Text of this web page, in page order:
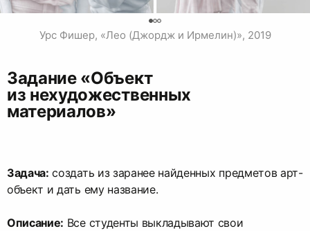
Урс Фишер, «Лео (Джордж и Ирмелин)», 2019
Задание «Объект
из нехудожественных
материалов»
Задача: создать из заранее найденных предметов арт-
объект и дать ему название.
Описание: Все студенты выкладывают свои